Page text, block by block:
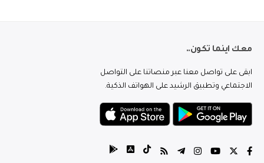
معك اينما تكون..
ابقى على تواصل معنا عبر منصاتنا على التواصل
الاجتماعي وتطبيق الرشيد على الهواتف الذكية.